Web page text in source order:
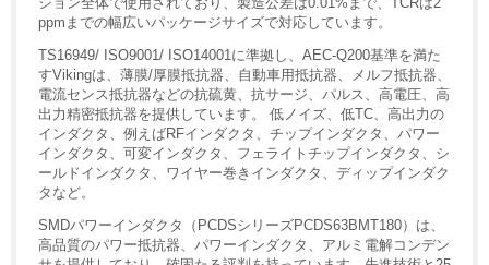
ppmまでの幅広いパッケージサイズで対応しています。
TS16949/ ISO9001/ ISO14001に準拠し、AEC-Q200基準を満た
すVikingは、薄膜/厚膜抵抗器、自動車用抵抗器、メルフ抵抗器、
電流センス抵抗器などの抗硫黄、抗サージ、パルス、高電圧、高
出力精密抵抗器を提供しています。 低ノイズ、低TC、高出力の
インダクタ、例えばRFインダクタ、チップインダクタ、パワー
インダクタ、可変インダクタ、フェライトチップインダクタ、シ
ールドインダクタ、ワイヤー巻きインダクタ、ディップインダク
タなど。
SMDパワーインダクタ（PCDSシリーズPCDS63BMT180）は、
高品質のパワー抵抗器、パワーインダクタ、アルミ電解コンデン